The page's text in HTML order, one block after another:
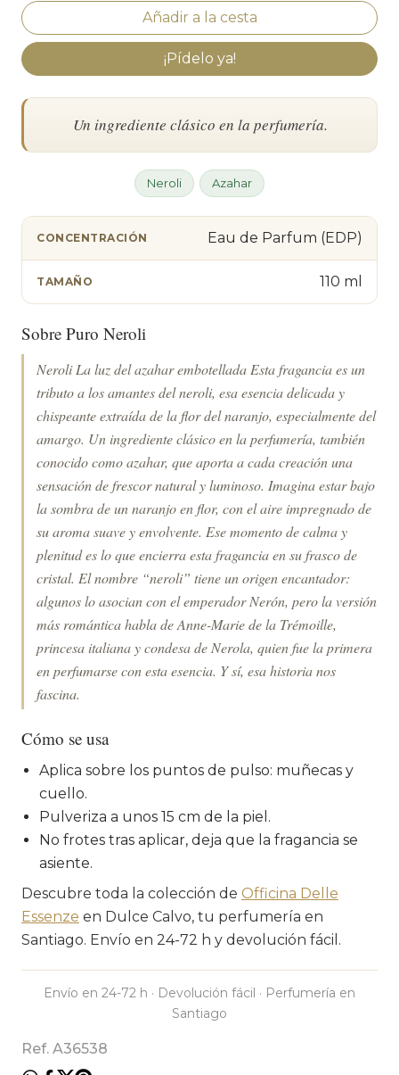
¡Pídelo ya!
Un ingrediente clásico en la perfumería.
Neroli Azahar
CONCENTRACIÓN Eau de Parfum (EDP)
TAMAÑO 110 ml
Sobre Puro Neroli
Neroli La luz del azahar embotellada Esta fragancia es un
tributo a los amantes del neroli, esa esencia delicada y
chispeante extraída de la flor del naranjo, especialmente del
amargo. Un ingrediente clásico en la perfumería, también
conocido como azahar, que aporta a cada creación una
sensación de frescor natural y luminoso. Imagina estar bajo
la sombra de un naranjo en flor, con el aire impregnado de
su aroma suave y envolvente. Ese momento de calma y
plenitud es lo que encierra esta fragancia en su frasco de
cristal. El nombre “neroli” tiene un origen encantador:
algunos lo asocian con el emperador Nerón, pero la versión
más romántica habla de Anne-Marie de la Trémoille,
princesa italiana y condesa de Nerola, quien fue la primera
en perfumarse con esta esencia. Y sí, esa historia nos
fascina.
Cómo se usa
Aplica sobre los puntos de pulso: muñecas y
cuello.
Pulveriza a unos 15 cm de la piel.
No frotes tras aplicar, deja que la fragancia se
asiente.
Descubre toda la colección de Officina Delle
Essenze en Dulce Calvo, tu perfumería en
Santiago. Envío en 24-72 h y devolución fácil.
Envío en 24-72 h · Devolución fácil · Perfumería en
Santiago
Ref. A36538